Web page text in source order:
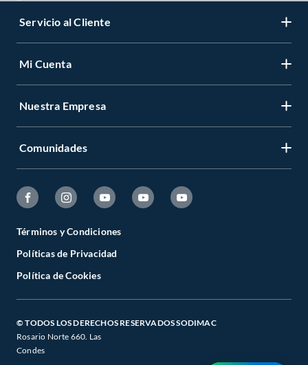
Servicio al Cliente
Mi Cuenta
Nuestra Empresa
Comunidades
Términos y Condiciones
Políticas de Privacidad
Política de Cookies
© TODOS LOS DERECHOS RESERVADOS SODIMAC
Rosario Norte 660. Las
Condes